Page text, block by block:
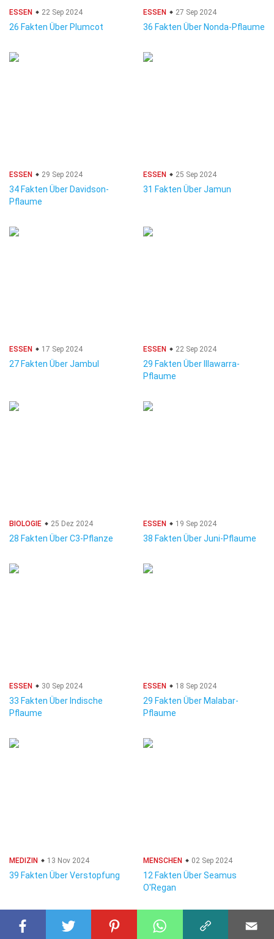
ESSEN 22 Sep 2024
26 Fakten Über Plumcot
ESSEN 27 Sep 2024
36 Fakten Über Nonda-Pflaume
ESSEN 29 Sep 2024
34 Fakten Über Davidson-
Pflaume
ESSEN 25 Sep 2024
31 Fakten Über Jamun
ESSEN 17 Sep 2024
27 Fakten Über Jambul
ESSEN 22 Sep 2024
29 Fakten Über Illawarra-
Pflaume
BIOLOGIE 25 Dez 2024
28 Fakten Über C3-Pflanze
ESSEN 19 Sep 2024
38 Fakten Über Juni-Pflaume
ESSEN 30 Sep 2024
33 Fakten Über Indische
Pflaume
ESSEN 18 Sep 2024
29 Fakten Über Malabar-
Pflaume
MEDIZIN 13 Nov 2024
39 Fakten Über Verstopfung
MENSCHEN 02 Sep 2024
12 Fakten Über Seamus
O'Regan